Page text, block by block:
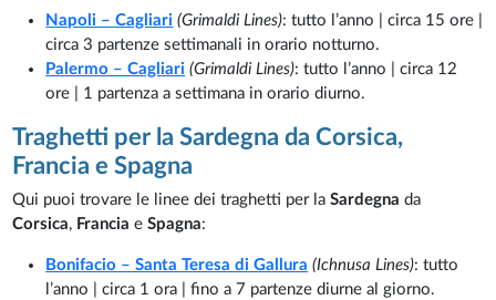
Napoli – Cagliari (Grimaldi Lines): tutto l’anno | circa 15 ore |
circa 3 partenze settimanali in orario notturno.
Palermo – Cagliari (Grimaldi Lines): tutto l’anno | circa 12
ore | 1 partenza a settimana in orario diurno.
Traghetti per la Sardegna da Corsica,
Francia e Spagna
Qui puoi trovare le linee dei traghetti per laSardegna da
Corsica, Francia eSpagna:
Bonifacio – Santa Teresa di Gallura (Ichnusa Lines): tutto
l’anno | circa 1 ora | fino a 7 partenze diurne al giorno.